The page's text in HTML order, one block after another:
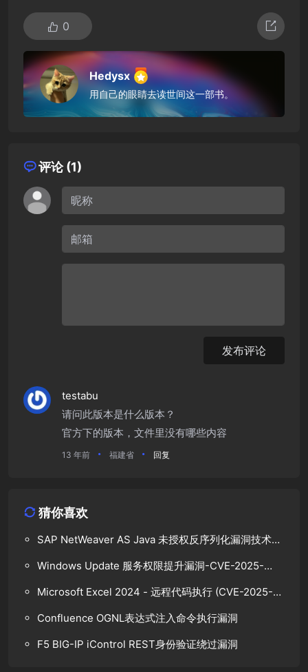
0
Hedysx
用自己的眼睛去读世间这一部书。
评论 (1)
发布评论
testabu
请问此版本是什么版本？
官方下的版本，文件里没有哪些内容
13 年前 福建省 回复
猜你喜欢
SAP NetWeaver AS Java 未授权反序列化漏洞技术分
Windows Update 服务权限提升漏洞-CVE-2025-
Microsoft Excel 2024 - 远程代码执行 (CVE-2025-
Confluence OGNL表达式注入命令执行漏洞
F5 BIG-IP iControl REST身份验证绕过漏洞